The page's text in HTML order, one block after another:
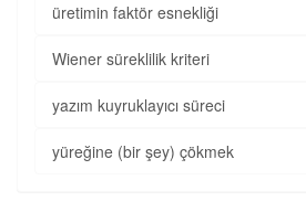
üretimin faktör esnekliği
Wiener süreklilik kriteri
yazım kuyruklayıcı süreci
yüreğine (bir şey) çökmek